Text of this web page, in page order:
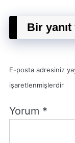
Bir yanıt
E-posta adresiniz
işaretlenmişlerdir
Yorum *